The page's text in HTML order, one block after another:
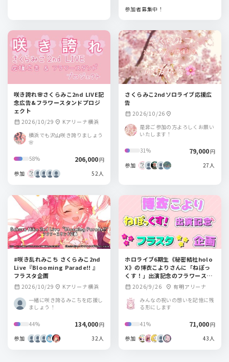
参加者募集中！
咲き誇れ🌸さくらみこ2nd LIVE記
念広告&フラワースタンドプロジ
ェクト
calendar_month 2026/10/29 location_on Kアリーナ横浜
横浜でも沢山咲き誇りましょう
🌸
58% 206,000円
参加
52人
さくらみこ2ndソロライブ応援広
告
calendar_month 2026/10/26 location_on
是非ご参加の方よろしくお願い
いたします！
31% 79,000円
参加
27人
#咲き乱れみこち さくらみこ2nd
Live『Blooming Parade!! 』
フラスタ企画
calendar_month 2026/10/29 location_on Kアリーナ横浜
一緒に咲き誇るみこちを応援し
ましょう！
44% 134,000円
参加
32人
ホロライブ6期生《秘密結社holo
X》の博衣こよりさんに「ねぽっ
くす！」出演記念のフラワースタ
ンドを贈りませんか？
calendar_month 2026/9/26 location_on 有明アリーナ
みんなの祝いの想いを記憶に残
る形にします
41% 71,000円
参加
43人